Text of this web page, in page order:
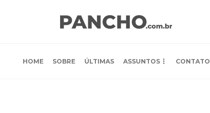
HOME SOBRE ÚLTIMAS ASSUNTOS CONTATO